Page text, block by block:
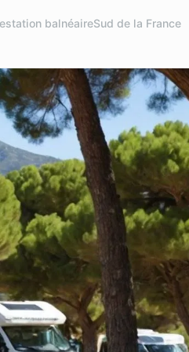
station balnéaireSud de la France